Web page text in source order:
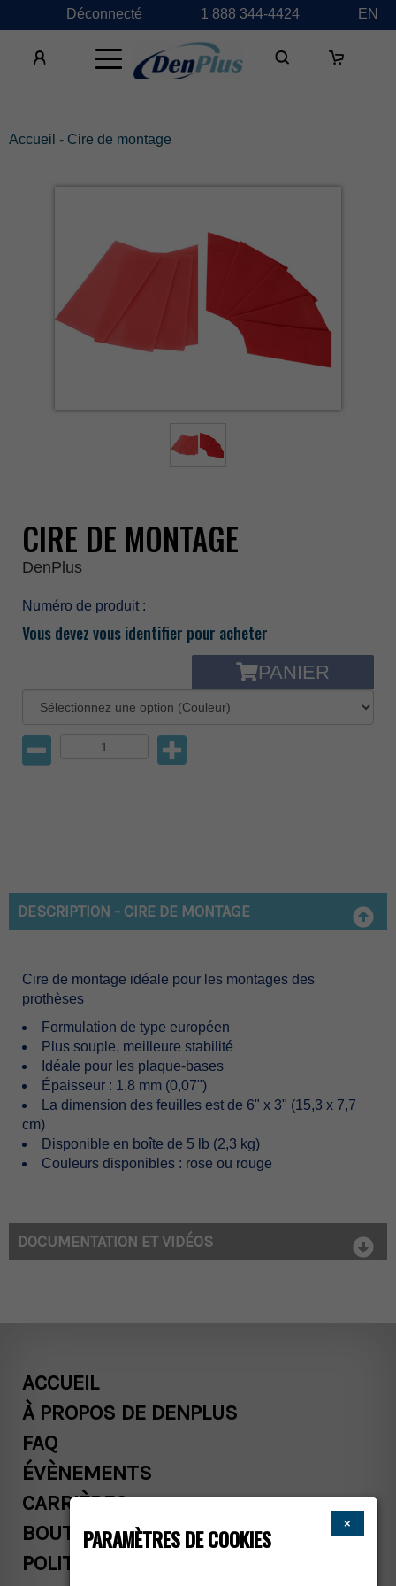
Déconnecté 1 888 344-4424 EN
×
Accueil - Cire de montage
CIRE DE MONTAGE
DenPlus
Numéro de produit :
Vous devez vous identifier pour acheter
PANIER
DESCRIPTION - CIRE DE MONTAGE
Cire de montage idéale pour les montages des
prothèses
Formulation de type européen
Plus souple, meilleure stabilité
Idéale pour les plaque-bases
Épaisseur : 1,8 mm (0,07")
La dimension des feuilles est de 6" x 3" (15,3 x 7,7
cm)
Disponible en boîte de 5 lb (2,3 kg)
Couleurs disponibles : rose ou rouge
DOCUMENTATION ET VIDÉOS
ACCUEIL
À PROPOS DE DENPLUS
FAQ
ÉVÈNEMENTS
CARRIÈRES
BOUTIQUE
POLITIQUES COMMERCIALES
×
PARAMÈTRES DE COOKIES